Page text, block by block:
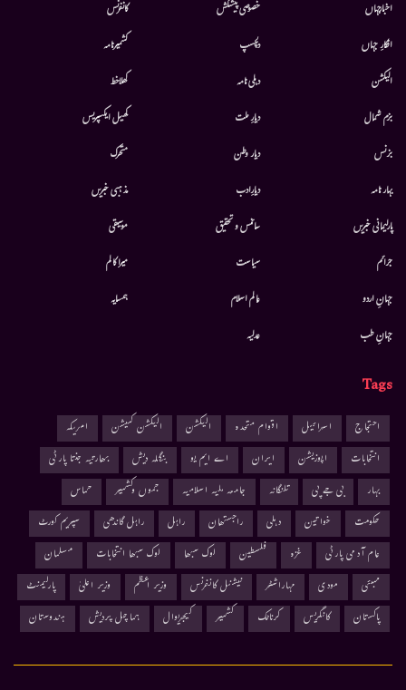
اخبارجہاں
افکارِ جہاں
الیکشن
بزم شمال
بزنس
بہار نامہ
پارلیمانی خبریں
جرائم
جہانِ اردو
جہانِ طب
خصوصی پیشکش
دلچسپ
دہلی نامہ
دیارِ ملت
دیار وطن
دیارِادب
سائنس و تحقیق
سیاست
عالم اسلام
عدلیہ
کانفرنس
کشمیرنامہ
کھلاخط
کھیل ایکسپریس
متحرك
مذہبی خبریں
موسيقى
میرا کالم
ہمسایہ
Tags
احتجاج اسرائیل اقوام متحدہ الیکشن الیکشن کمیشن
امریکہ
انتخابات
اپوزیشن ایران اے ایم یو بنگلہ دیش
بھارتیہ جنتا پارٹی
بہار
بی جے پی تلنگانہ جامعہ ملیہ اسلامیہ جموں وکشمیر
حماس
حکومت
خواتین دہلی راجستھان راہل راہل گاندھی
سپریم کورٹ
عام آدمی پارٹی
غزہ فلسطین لوک سبھا لوک سبھا انتخابات
مسلمان
ممبئی
مودی مہاراشٹر نیشنل کانفرنس وزیر اعظم وزیر اعلیٰ
پارلیمنٹ
پاکستان
کانگریس کرناٹک کشمیر کیجریوال ہماچل پردیش ہندوستان